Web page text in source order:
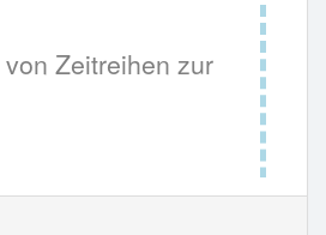
Zeitreihen zur